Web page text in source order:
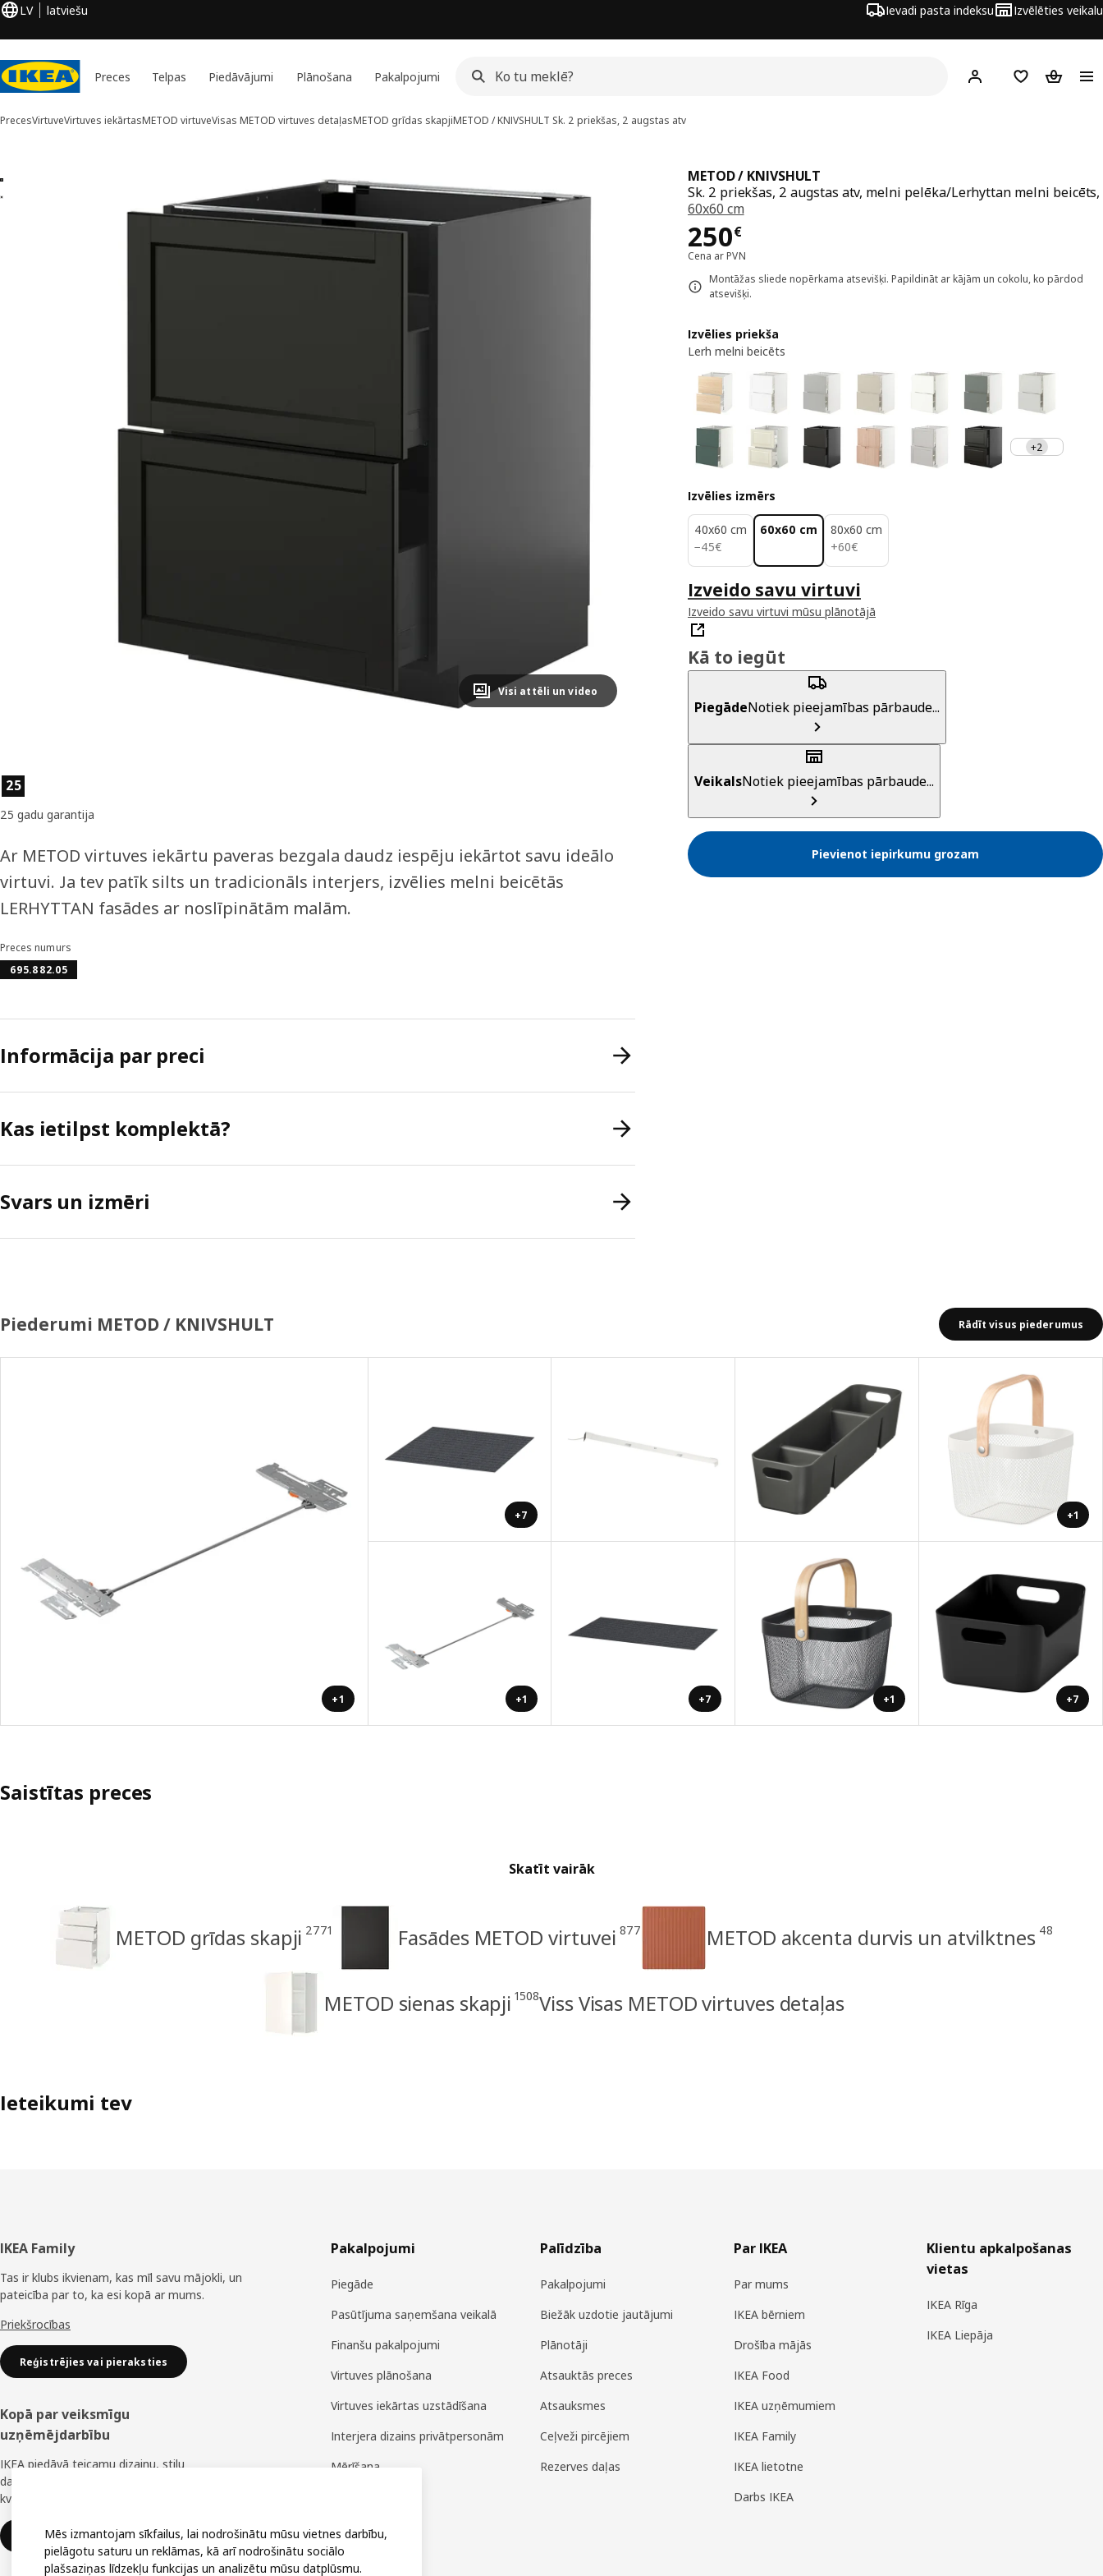
LV latviešu Ievadi pasta indeksu Izvēlēties veikalu
Preces Telpas Piedāvājumi Plānošana Pakalpojumi Hej! Pierakstīties
PirkumuPirkumu
PrecesVirtuveVirtuves iekārtasMETOD virtuveVisas METOD virtuves detaļasMETOD grīdas skapjiMETOD / KNIVSHULT Sk. 2 priekšas, 2 augstas atv
2 METOD / KNIVSHULT attēli
attēlus
Image zoomed out, normal view
Visi attēli un video
METOD / KNIVSHULT
Sk. 2 priekšas, 2 augstas atv, melni pelēka/Lerhyttan melni beicēts,
60x60 cm
250€
Cena 250€
Cena ar PVN
Montāžas sliede nopērkama atsevišķi. Papildināt ar kājām un cokolu, ko pārdod
atsevišķi.
Izvēlies priekša
Lerh melni beicēts
+2
Izvēlies izmērs
40x60 cm
−45€
45€
60x60 cm
80x60 cm
+60€
60€
Izveido savu virtuvi
Izveido savu virtuvi mūsu plānotājā
Kā to iegūt
PiegādeNotiek pieejamības pārbaude...
VeikalsNotiek pieejamības pārbaude...
Pievienot iepirkumu grozam
Preces īpašības
25
25 gadu garantija
Ar METOD virtuves iekārtu paveras bezgala daudz iespēju iekārtot savu ideālo
virtuvi. Ja tev patīk silts un tradicionāls interjers, izvēlies melni beicētās
LERHYTTAN fasādes ar noslīpinātām malām.
Preces numurs
695.882.05
Informācija par preci
Kas ietilpst komplektā?
Svars un izmēri
Piederumi METOD / KNIVSHULT Rādīt visus piederumus
+1
+7 +1
+1 +7 +1 +7
Saistītas preces
Skatīt vairāk
METOD grīdas skapji 2771 Fasādes METOD virtuvei 877 METOD akcenta durvis un atvilktnes 48
METOD sienas skapji 1508Viss Visas METOD virtuves detaļas
Ieteikumi tev
Kājene
IKEA Family
Tas ir klubs ikvienam, kas mīl savu mājokli, un
pateicība par to, ka esi kopā ar mums.
Priekšrocības
Reģistrējies vai pieraksties
Kopā par veiksmīgu
uzņēmējdarbību
IKEA piedāvā teicamu dizainu, stilu
daudzveidību, lielisku cenu un uzticamu
kvalitāti.
IKEA uzņēmumiem
Pakalpojumi
Piegāde
Pasūtījuma saņemšana veikalā
Finanšu pakalpojumi
Virtuves plānošana
Virtuves iekārtas uzstādīšana
Interjera dizains privātpersonām
Mērīšana
Palīdzība
Pakalpojumi
Biežāk uzdotie jautājumi
Plānotāji
Atsauktās preces
Atsauksmes
Ceļveži pircējiem
Rezerves daļas
Par IKEA
Par mums
IKEA bērniem
Drošība mājās
IKEA Food
IKEA uzņēmumiem
IKEA Family
IKEA lietotne
Darbs IKEA
Klientu apkalpošanas
vietas
IKEA Rīga
IKEA Liepāja
Mēs izmantojam sīkfailus, lai nodrošinātu mūsu vietnes darbību,
pielāgotu saturu un reklāmas, kā arī nodrošinātu sociālo
plašsaziņas līdzekļu funkcijas un analizētu mūsu datplūsmu.